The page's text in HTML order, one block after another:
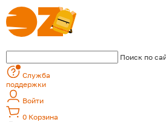
Поиск по
Служба
поддержки
Войти
0 Корзина